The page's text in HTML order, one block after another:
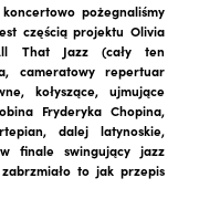
pożegnaliśmy
częścią projektu Olivia
That Jazz (cały ten
cameratowy repertuar
kołyszące, ujmujące
Fryderyka Chopina,
dalej latynoskie,
finale swingujący jazz
to jak przepis